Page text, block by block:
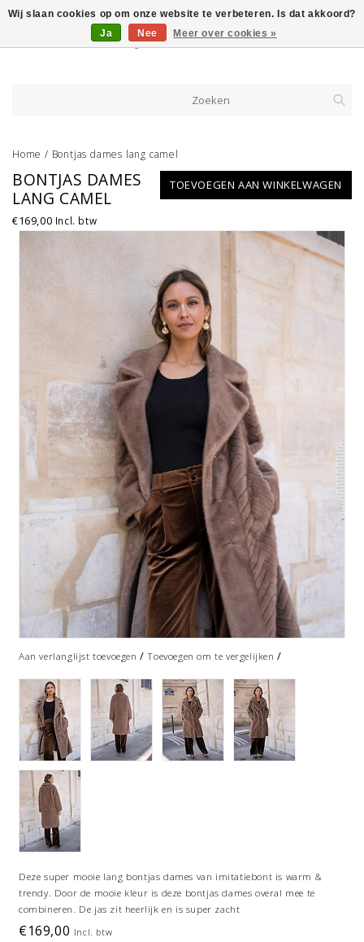
Home / Bontjas dames lang camel
TOEVOEGEN AAN WINKELWAGEN
BONTJAS DAMES
LANG CAMEL
€169,00 Incl. btw
Aan verlanglijst toevoegen /Toevoegen om te vergelijken /
Deze super mooie lang bontjas dames van imitatiebont is warm &
trendy. Door de mooie kleur is deze bontjas dames overal mee te
combineren. De jas zit heerlijk en is super zacht
€169,00 Incl. btw
Wij slaan cookies op om onze website te verbeteren. Is dat akkoord?
Ja
Nee Meer over cookies »